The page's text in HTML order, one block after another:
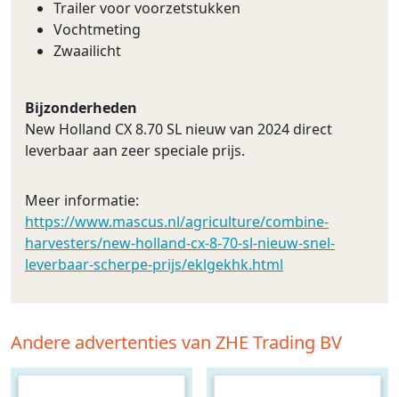
Trailer voor voorzetstukken
Vochtmeting
Zwaailicht
Bijzonderheden
New Holland CX 8.70 SL nieuw van 2024 direct
leverbaar aan zeer speciale prijs.
Meer informatie:
https://www.mascus.nl/agriculture/combine-
harvesters/new-holland-cx-8-70-sl-nieuw-snel-
leverbaar-scherpe-prijs/eklgekhk.html
Andere advertenties van ZHE Trading BV